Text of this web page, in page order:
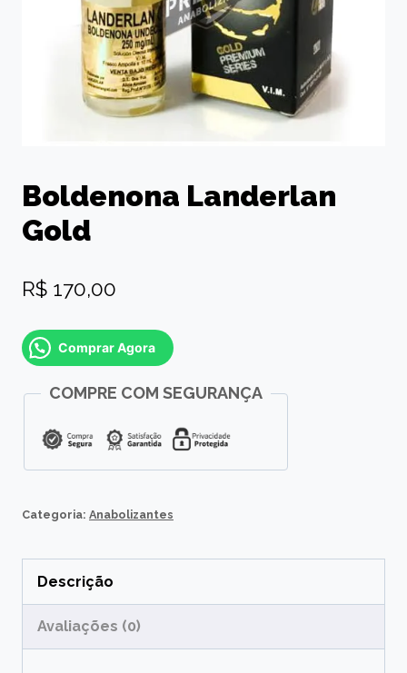
Boldenona Landerlan
Gold
R$ 170,00
Comprar Agora
COMPRE COM SEGURANÇA
Categoria: Anabolizantes
Descrição
Avaliações (0)